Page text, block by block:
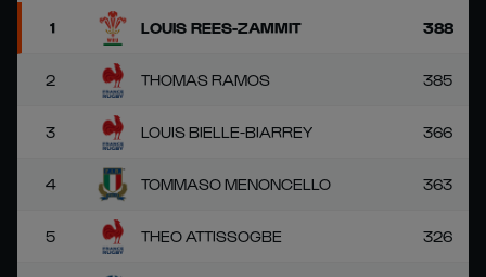
1 LOUIS REES-ZAMMIT 388
2 THOMAS RAMOS 385
3 LOUIS BIELLE-BIARREY 366
4 TOMMASO MENONCELLO 363
5 THEO ATTISSOGBE 326